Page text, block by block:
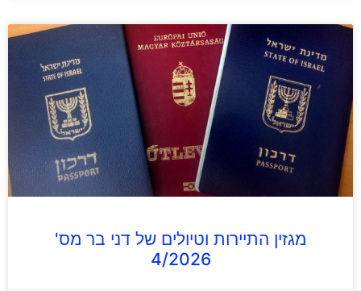
מגזין התיירות וטיולים של דני בר מס'
4/2026